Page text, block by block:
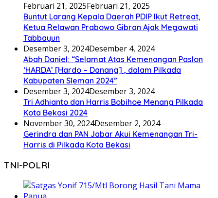
Februari 21, 2025Februari 21, 2025
Buntut Larang Kepala Daerah PDIP Ikut Retreat,
Ketua Relawan Prabowo Gibran Ajak Megawati
Tabbayun
Desember 3, 2024Desember 4, 2024
Abah Daniel: “Selamat Atas Kemenangan Paslon
‘HARDA’ [Hardo – Danang] , dalam Pilkada
Kabupaten Sleman 2024”
Desember 3, 2024Desember 3, 2024
Tri Adhianto dan Harris Bobihoe Menang Pilkada
Kota Bekasi 2024
November 30, 2024Desember 2, 2024
Gerindra dan PAN Jabar Akui Kemenangan Tri-
Harris di Pilkada Kota Bekasi
TNI-POLRI